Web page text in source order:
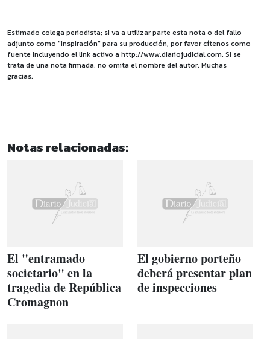
Estimado colega periodista: si va a utilizar parte esta nota o del fallo
adjunto como "inspiración" para su producción, por favor cítenos como
fuente incluyendo el link activo a http://www.diariojudicial.com. Si se
trata de una nota firmada, no omita el nombre del autor. Muchas
gracias.
Notas relacionadas:
El "entramado
societario" en la
tragedia de República
Cromagnon
El gobierno porteño
deberá presentar plan
de inspecciones